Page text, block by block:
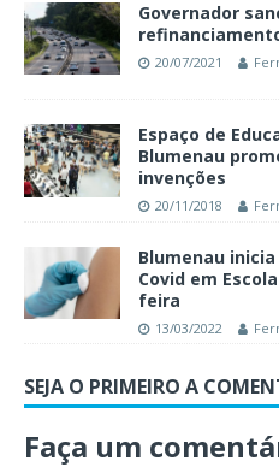
Governador
20/07/2021
Espaço de
Blumenau
invenções
20/11/2018
Blumenau
Covid em
feira
13/03/2022
SEJA O PRIMEIRO A
Faça um